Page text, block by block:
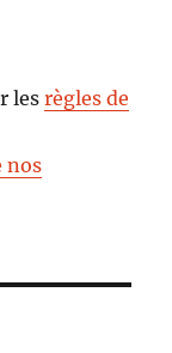
lesrègles de
nos